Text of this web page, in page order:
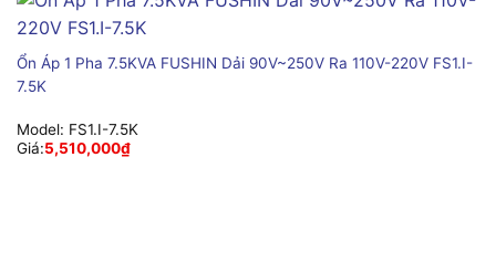
Ổn Áp 1 Pha 7.5KVA FUSHIN Dải 90V~250V Ra 110V-220V FS1.I-
7.5K
Model: FS1.I-7.5K
Giá:5,510,000₫